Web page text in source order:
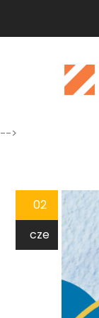
-->
02
cze